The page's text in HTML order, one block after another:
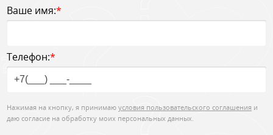
Ваше имя:*
Телефон:*
Нажимая на кнопку, я принимаю условия пользовательского соглашения и
даю согласие на обработку моих персональных данных.